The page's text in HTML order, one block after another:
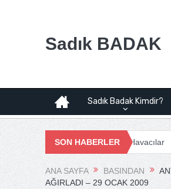
Sadık BADAK
Sadık Badak Kimdir?
SON HABERLER
Projesi | Bağımsız Havacılar Kış
ANA SAYFA BASINDAN
AĞIRLADI – 29 OCAK 2009